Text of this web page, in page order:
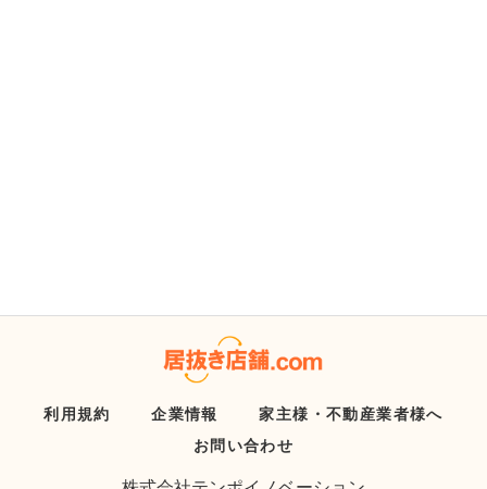
利用規約 企業情報
家主様・不動産業者様へ
お問い合わせ